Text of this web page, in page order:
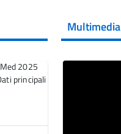
2025
principali
Multimedia